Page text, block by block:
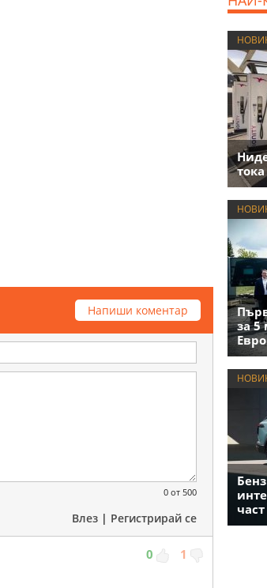
Напиши коментар
0 от 500
Влез | Регистрирай се
0 1
за 5
част